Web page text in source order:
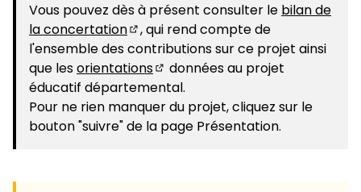
Vous pouvez dès à présent consulter le bilan de
la concertation
(S'ouvre dans un nouvel onglet)
, qui rend compte de
l'ensemble des contributions sur ce projet ainsi
que lesorientations
(S'ouvre dans un nouvel onglet)
données au projet
éducatif départemental.
Pour ne rien manquer du projet, cliquez sur le
bouton "suivre" de la page Présentation.